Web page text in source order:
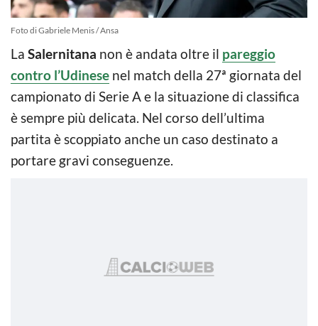
Foto di Gabriele Menis / Ansa
La Salernitana non è andata oltre il pareggio
contro l’Udinese nel match della 27ª giornata del
campionato di Serie A e la situazione di classifica
è sempre più delicata. Nel corso dell’ultima
partita è scoppiato anche un caso destinato a
portare gravi conseguenze.